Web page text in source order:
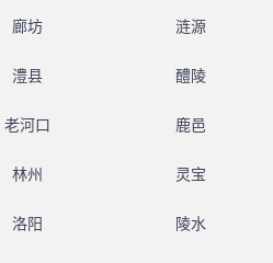
廊坊 涟源
澧县 醴陵
老河口 鹿邑
林州 灵宝
洛阳 陵水